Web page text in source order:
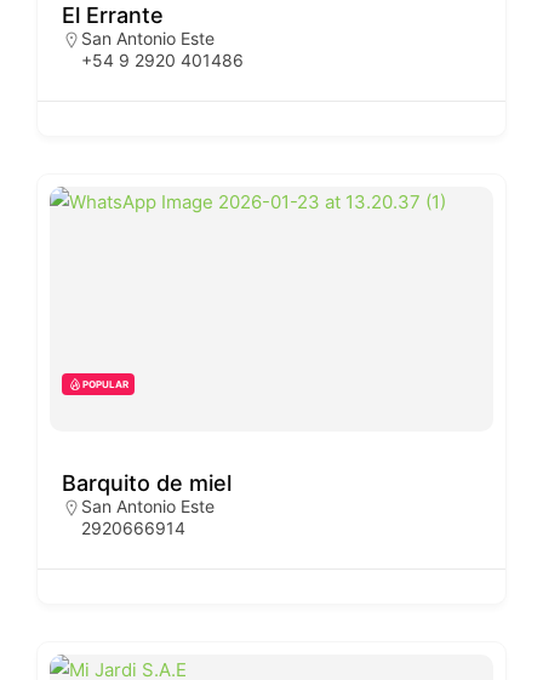
El Errante
San Antonio Este
+54 9 2920 401486
POPULAR
Barquito de miel
San Antonio Este
2920666914